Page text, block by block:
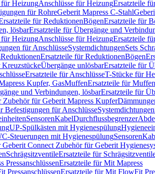
HeizungAnschlüsse für HeizungErsatzteile
für RohreGeberit Mapress C-Stahl
für ReduktionenBögenErsatzteile für
lösbarErsatzteile für Übergänge und
HeizungAnschlüsse für HeizungErsatzteile
für AnschlüsseSystemdichtungenSets
ReduktionenErsatzteile für ReduktionenBögen
Übergänge unlösbarErsatzteile für
Ersatzteile für AnschlüsseT-Stücke für
Kupfer, GasMuffenErsatzteile für Muffen
und Verbindungen, lösbarErsatzteile für
Zubehör für Geberit Mapress Kupfer
Befestigungen für AnschlüsseSystemdichtungen
SensorenKabelDurchflussbegrenzer
UP-Spülkästen mit Hygienespülung
Steuerungen mit HygienespülungSensoren
Geberit Connect Zubehör für Geberit
SchrägsitzventileErsatzteile für
PressanschlüssenErsatzteile für Mit Mapress
PressanschlüssenErsatzteile für Mit FlowFit